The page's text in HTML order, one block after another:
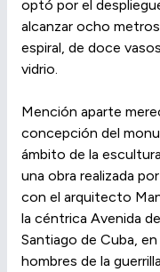
optó por el
alcanzar ocho
espiral, de doce
vidrio.
Mención aparte
concepción del
ámbito de la
una obra realizada
con el arquitecto
la céntrica Avenida
Santiago de Cuba,
hombres de la